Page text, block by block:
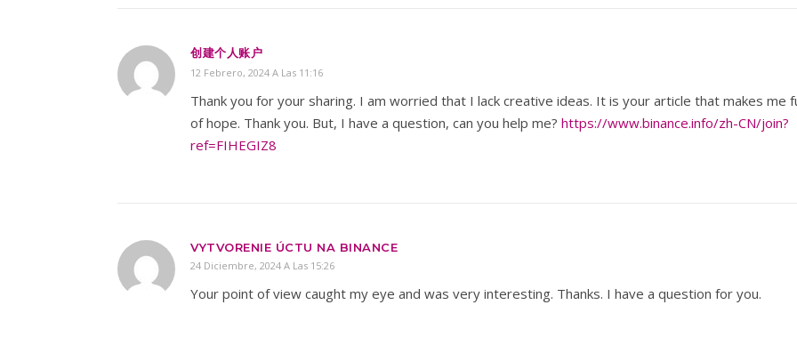
创建个人账户
12 Febrero, 2024 A Las 11:16
Thank you for your sharing. I am worried that I lack creative ideas. It is your article that makes me
of hope. Thank you. But, I have a question, can you help me? https://www.binance.info/zh-CN/join?
ref=FIHEGIZ8
VYTVORENIE ÚCTU NA BINANCE
24 Diciembre, 2024 A Las 15:26
Your point of view caught my eye and was very interesting. Thanks. I have a question for you.